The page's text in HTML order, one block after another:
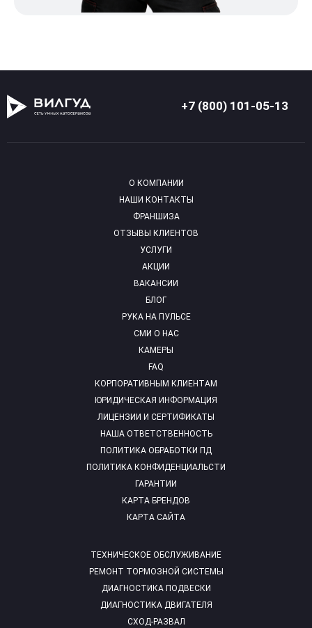
+7 (800) 101-05-13
О КОМПАНИИ
НАШИ КОНТАКТЫ
ФРАНШИЗА
ОТЗЫВЫ КЛИЕНТОВ
УСЛУГИ
АКЦИИ
ВАКАНСИИ
БЛОГ
РУКА НА ПУЛЬСЕ
СМИ О НАС
КАМЕРЫ
FAQ
ТЕХНИЧЕСКОЕ ОБСЛУЖИВАНИЕ
РЕМОНТ ТОРМОЗНОЙ СИСТЕМЫ
ДИАГНОСТИКА ПОДВЕСКИ
ДИАГНОСТИКА ДВИГАТЕЛЯ
СХОД-РАЗВАЛ
КОРПОРАТИВНЫМ КЛИЕНТАМ
ЮРИДИЧЕСКАЯ ИНФОРМАЦИЯ
ЛИЦЕНЗИИ И СЕРТИФИКАТЫ
НАША ОТВЕТСТВЕННОСТЬ
ПОЛИТИКА ОБРАБОТКИ ПД
ПОЛИТИКА КОНФИДЕНЦИАЛЬСТИ
ГАРАНТИИ
КАРТА БРЕНДОВ
КАРТА САЙТА